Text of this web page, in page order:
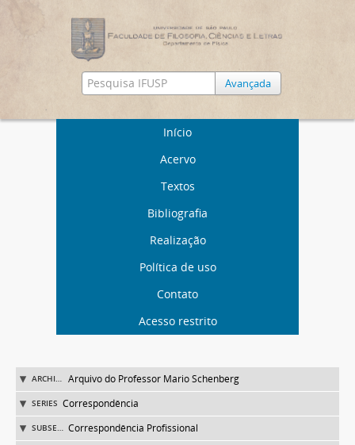
Avançada
Início
Acervo
Textos
Bibliografia
Realização
Política de uso
Contato
Acesso restrito
ARCHIVE Arquivo do Professor Mario Schenberg
SERIES Correspondência
SUBSERIES Correspondência Profissional